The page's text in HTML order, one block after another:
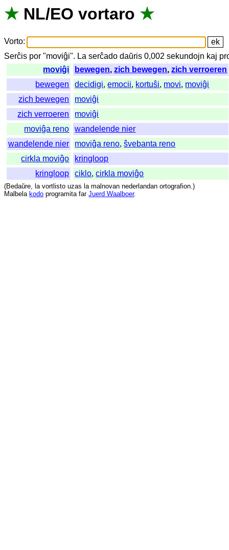
★ NL/EO vortaro ★
Vorto:
Serĉis por "moviĝi". La serĉado daŭris 0,002sekundojn kaj
moviĝi
bewegen,zich bewegen,zich verroeren
bewegen
decidigi,emocii, kortuŝi, movi, moviĝi
zich bewegen
moviĝi
zich verroeren
moviĝi
moviĝa reno
wandelende nier
wandelende nier
moviĝa reno,ŝvebanta reno
cirkla moviĝo
kringloop
kringloop
ciklo,cirkla moviĝo
(Bedaŭre, la vortlisto uzas la malnovan nederlandan ortografion.)
Malbela kodo programita far Juerd Waalboer.